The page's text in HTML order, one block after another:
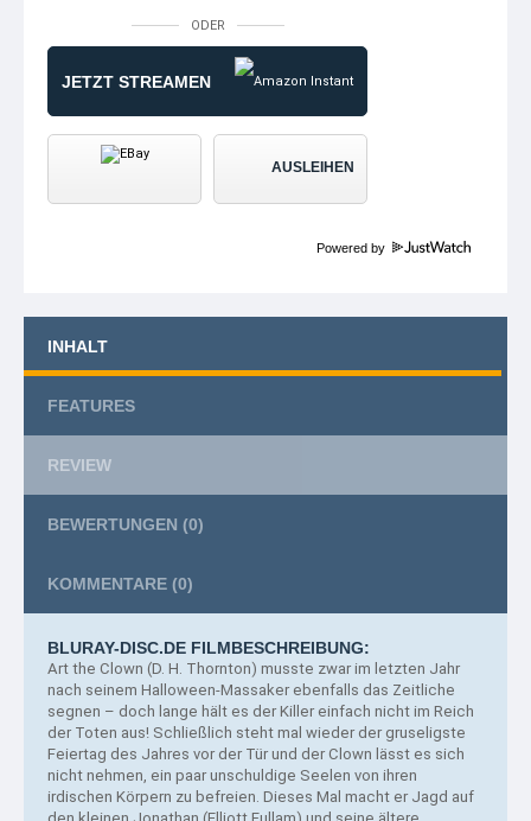
ODER
JETZT STREAMEN
AUSLEIHEN
Powered by
INHALT
FEATURES
REVIEW
BEWERTUNGEN (0)
KOMMENTARE (0)
BLURAY-DISC.DE FILMBESCHREIBUNG:
Art the Clown (D. H. Thornton) musste zwar im letzten Jahr
nach seinem Halloween-Massaker ebenfalls das Zeitliche
segnen – doch lange hält es der Killer einfach nicht im Reich
der Toten aus! Schließlich steht mal wieder der gruseligste
Feiertag des Jahres vor der Tür und der Clown lässt es sich
nicht nehmen, ein paar unschuldige Seelen von ihren
irdischen Körpern zu befreien. Dieses Mal macht er Jagd auf